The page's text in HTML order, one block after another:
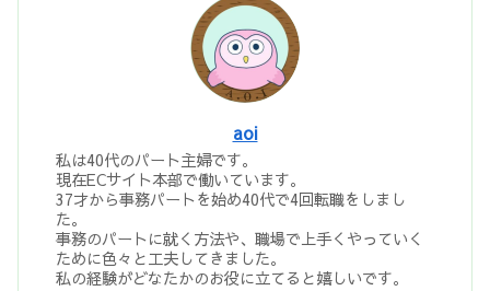
aoi
私は40代のパート主婦です。
現在ECサイト本部で働いています。
37才から事務パートを始め40代で4回転職をしまし
た。
事務のパートに就く方法や、職場で上手くやっていく
ために色々と工夫してきました。
私の経験がどなたかのお役に立てると嬉しいです。